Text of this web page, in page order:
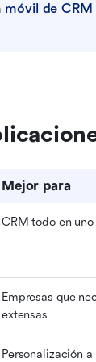
de
Mejor para
CRM todo en uno
Empresas que
extensas
Personalización